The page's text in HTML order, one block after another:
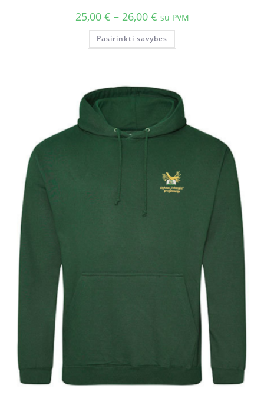
25,00 € – 26,00 € su PVM
Pasirinkti savybes